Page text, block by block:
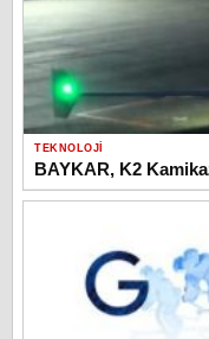
TEKNOLOJI
BAYKAR, K2